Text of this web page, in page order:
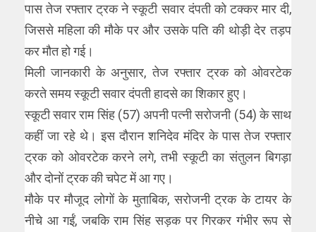
पास तेज रफ्तार ट्रक ने स्कूटी सवार दंपती को टक्कर मार दी,
जिससे महिला की मौके पर और उसके पति की थोड़ी देर तड़प
कर मौत हो गई।
मिली जानकारी के अनुसार, तेज रफ्तार ट्रक को ओवरटेक
करते समय स्कूटी सवार दंपती हादसे का शिकार हुए।
स्कूटी सवार राम सिंह (57) अपनी पत्नी सरोजनी (54) के साथ
कहीं जा रहे थे। इस दौरान शनिदेव मंदिर के पास तेज रफ्तार
ट्रक को ओवरटेक करने लगे, तभी स्कूटी का संतुलन बिगड़ा
और दोनों ट्रक की चपेट में आ गए।
मौके पर मौजूद लोगों के मुताबिक, सरोजनी ट्रक के टायर के
नीचे आ गईं, जबकि राम सिंह सड़क पर गिरकर गंभीर रूप से